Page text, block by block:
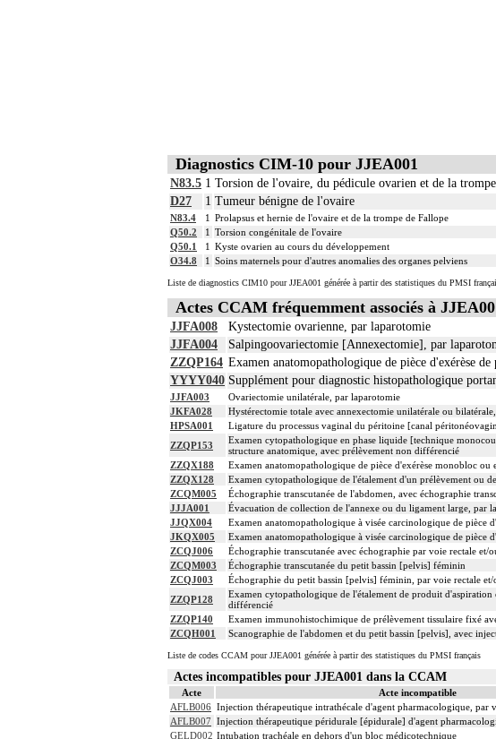
Diagnostics CIM-10 pour JJEA001
N83.5 1 Torsion de l'ovaire, du pédicule ovarien et de la
D27
1 Tumeur bénigne de l'ovaire
N83.4 1 Prolapsus et hernie de l'ovaire et de la trompe de Fallope
Q50.2
1 Torsion congénitale de l'ovaire
Q50.1
1 Kyste ovarien au cours du développement
O34.8
1 Soins maternels pour d'autres anomalies des organes pelviens
Liste de diagnostics CIM10 pour JJEA001 générée à partir des statistiques du PMSI
Actes CCAM fréquemment associés à
JJFA008
Kystectomie ovarienne, par laparotomie
JJFA004
Salpingoovariectomie [Annexectomie], par
ZZQP164 Examen anatomopathologique de pièce d'exérèse
YYYY040 Supplément pour diagnostic histopathologique
JJFA003
Ovariectomie unilatérale, par laparotomie
JKFA028
Hystérectomie totale avec annexectomie unilatérale ou
HPSA001
Ligature du processus vaginal du péritoine [canal
ZZQP153
Examen cytopathologique en phase liquide [technique
structure anatomique, avec prélèvement non différencié
ZZQX188
Examen anatomopathologique de pièce d'exérèse monobloc
ZZQX128
Examen cytopathologique de l'étalement d'un prélèvement ou
ZCQM005
Échographie transcutanée de l'abdomen, avec échographie
JJJA001
Évacuation de collection de l'annexe ou du ligament large, par
JJQX004
Examen anatomopathologique à visée carcinologique de pièce
JKQX005
Examen anatomopathologique à visée carcinologique de pièce
ZCQJ006
Échographie transcutanée avec échographie par voie rectale
ZCQM003
Échographie transcutanée du petit bassin [pelvis] féminin
ZCQJ003
Échographie du petit bassin [pelvis] féminin, par voie rectale
ZZQP128
Examen cytopathologique de l'étalement de produit
différencié
ZZQP140
Examen immunohistochimique de prélèvement tissulaire fixé
ZCQH001
Scanographie de l'abdomen et du petit bassin [pelvis], avec
Liste de codes CCAM pour JJEA001 générée à partir des statistiques du PMSI français
Actes incompatibles pour JJEA001 dans la CCAM
Acte
Acte incompatible
AFLB006 Injection thérapeutique intrathécale d'agent pharmacologique, par
AFLB007 Injection thérapeutique péridurale [épidurale] d'agent
GELD002 Intubation trachéale en dehors d'un bloc médicotechnique